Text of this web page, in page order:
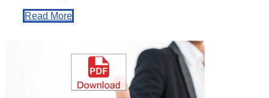
Read More